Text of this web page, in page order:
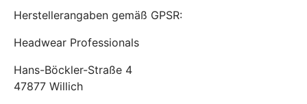
Herstellerangaben gemäß GPSR:
Headwear Professionals
Hans-Böckler-Straße 4
47877 Willich